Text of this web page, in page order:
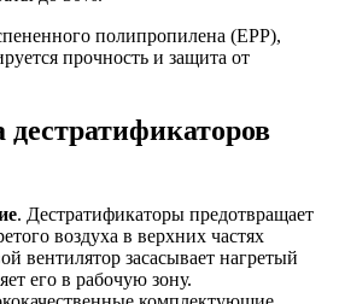
полипропилена (ЕРР),
прочность и защита от
. Дестратификаторы предотвращает
воздуха в верхних частях
вентилятор засасывает нагретый
его в рабочую зону.